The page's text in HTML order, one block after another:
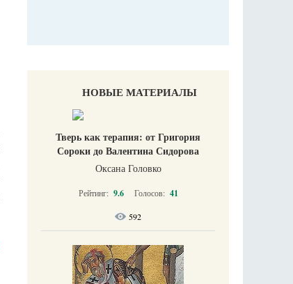
НОВЫЕ МАТЕРИАЛЫ
Тверь как терапия: от Григория
Сороки до Валентина Сидорова
Оксана Головко
Рейтинг: 9.6 Голосов: 41
592